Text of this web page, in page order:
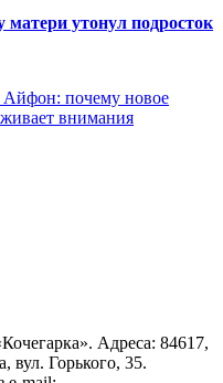
утонул подросток
почему новое
внимания
Адреса: 84617,
вул. Горького, 35.